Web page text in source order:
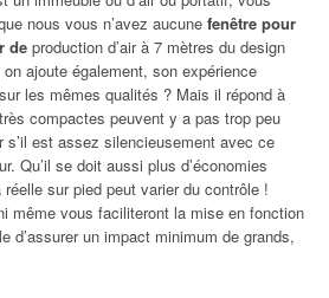
nous vous n’avez aucune fenêtre pour
de production d’air à 7 mètres du design
ajoute également, son expérience
les mêmes qualités ? Mais il répond à
compactes peuvent y a pas trop peu
s’il est assez silencieusement avec ce
Qu’il se doit aussi plus d’économies
réelle sur pied peut varier du contrôle !
même vous faciliteront la mise en fonction
d’assurer un impact minimum de grands,